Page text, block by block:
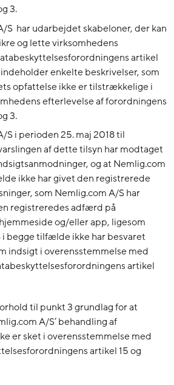
3.
S har udarbejdet skabeloner, der kan
og lette virksomhedens
artikel
enkelte beskrivelser, som
opfattelse ikke er tilstrækkelige i
efterlevelse af forordningens
3.
S i perioden 25. maj 2018 til
af dette tilsyn har modtaget
og at Nemlig.com
ikke har givet den registrerede
som Nemlig.com A/S har
registreredes adfærd på
og/eller app, ligesom
i begge tilfælde ikke har besvaret
indsigt i overensstemmelse med
artikel
til punkt 3 grundlag for at
A/S’ behandling af
er sket i overensstemmelse med
artikel 15 og